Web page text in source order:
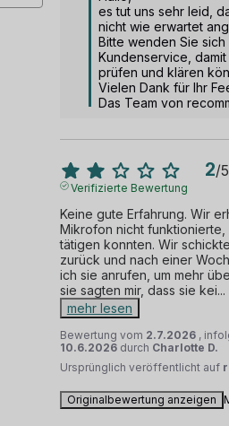
es tut uns sehr leid,
nicht wie erwartet
Bitte wenden Sie sich
Kundenservice,
prüfen und klären
Vielen Dank für Ihr
Das Team von
2/5
Verifizierte Bewertung
Keine gute Erfahrung. Wir
Mikrofon nicht
tätigen konnten. Wir
zurück und nach einer
ich sie anrufen, um mehr
sie sagten mir, dass sie kei...
mehr lesen
Bewertung vom 2.7.2026 ,
10.6.2026 durch Charlotte D.
Ursprünglich veröffentlicht auf
Originalbewertung anzeigen